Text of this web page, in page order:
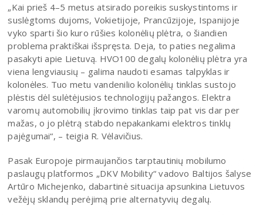
„Kai prieš 4–5 metus atsirado poreikis suskystintoms ir
suslėgtoms dujoms, Vokietijoje, Prancūzijoje, Ispanijoje
vyko sparti šio kuro rūšies kolonėlių plėtra, o šiandien
problema praktiškai išspręsta. Deja, to paties negalima
pasakyti apie Lietuvą. HVO100 degalų kolonėlių plėtra yra
viena lengviausių – galima naudoti esamas talpyklas ir
kolonėles. Tuo metu vandenilio kolonėlių tinklas sustojo
plėstis dėl sulėtėjusios technologijų pažangos. Elektra
varomų automobilių įkrovimo tinklas taip pat vis dar per
mažas, o jo plėtrą stabdo nepakankami elektros tinklų
pajėgumai“, – teigia R. Vėlavičius.
Pasak Europoje pirmaujančios tarptautinių mobilumo
paslaugų platformos „DKV Mobility“ vadovo Baltijos šalyse
Artūro Michejenko, dabartinė situacija apsunkina Lietuvos
vežėjų sklandų perėjimą prie alternatyvių degalų.